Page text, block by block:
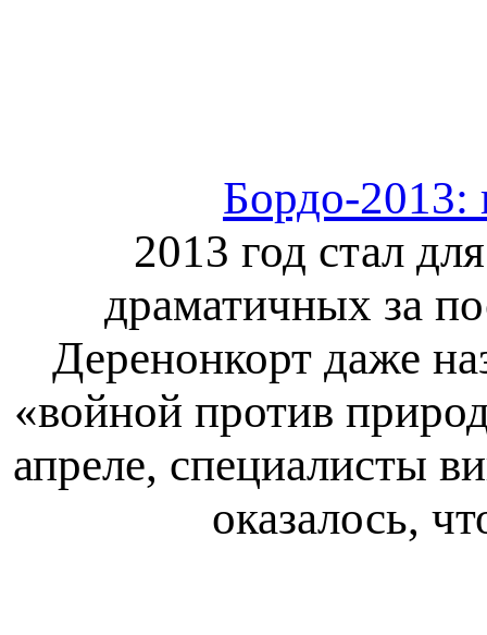
Бордо-2013:
2013 год стал
драматичных за
Деренонкорт даже
«войной против
апреле, специалисты
оказалось,